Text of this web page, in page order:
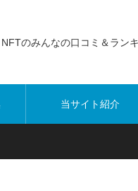
のみんなの口コミ＆ラン
当サイト紹介